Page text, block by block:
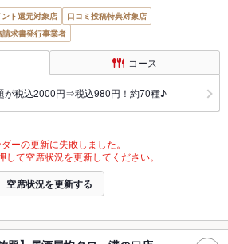
ト還元対象店
口コミ投稿特典対象店
請求書発行事業者
コース
が税込2000円⇒税込980円！約70種♪
ーの更新に失敗しました。
して空席状況を更新してください。
空席状況を更新する